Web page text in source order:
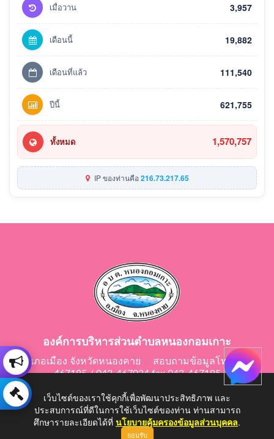
เมื่อวาน 3,957
เดือนนี้ 19,882
เดือนที่แล้ว 111,540
ปีนี้ 621,755
ทั้งหมด 1,570,757
IP ของท่านคือ216.73.217.65
องค์การบริหารส่วนตำบลหนองกอมเกาะ
อำเภอเมือง จังหวัดหนองคาย สอบถามข้อมูลโทร 042-
467195 / 042-467024 fax 042-467195
E-Mail: saraban@nongkomkor.go.th
เว็บไซต์ของเราใช้คุกกี้เพื่อพัฒนาประสิทธิภาพ และ
ประสบการณ์ที่ดีในการใช้เว็บไซต์ของท่าน ท่านสามารถ
ศึกษารายละเอียดได้ที่ นโยบายคุ้มครองข้อมูลส่วนบุคคล.
ยอมรับ